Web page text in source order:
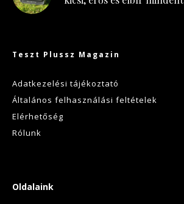
Teszt Plussz Magazin
Adatkezelési tájékoztató
Általános felhasználási feltételek
Elérhetőség
Rólunk
Oldalaink